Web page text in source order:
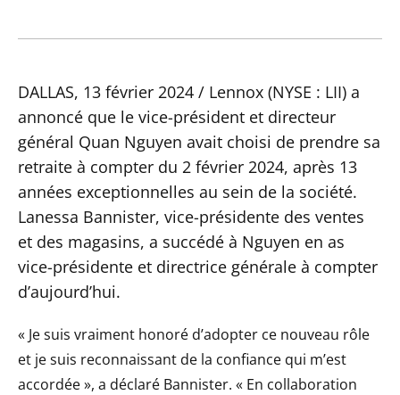
DALLAS, 13 février 2024 / Lennox (NYSE : LII) a
annoncé que le vice-président et directeur
général Quan Nguyen avait choisi de prendre sa
retraite à compter du 2 février 2024, après 13
années exceptionnelles au sein de la société.
Lanessa Bannister, vice-présidente des ventes
et des magasins, a succédé à Nguyen en as
vice-présidente et directrice générale à compter
d’aujourd’hui.
« Je suis vraiment honoré d’adopter ce nouveau rôle
et je suis reconnaissant de la confiance qui m’est
accordée », a déclaré Bannister. « En collaboration